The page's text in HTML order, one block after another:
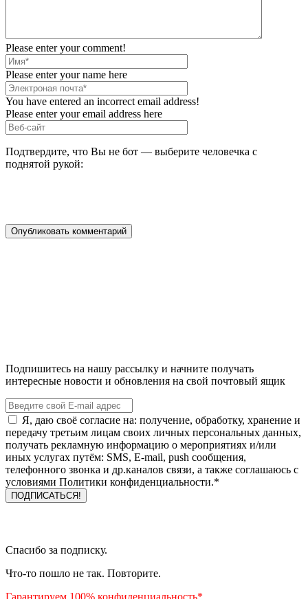
Please enter your comment!
Please enter your name here
You have entered an incorrect email address!
Please enter your email address here
Подтвердите, что Вы не бот — выберите человечка с
поднятой рукой:
Подпишитесь на нашу рассылку и начните получать
интересные новости и обновления на свой почтовый ящик
Я, даю своё согласие на: получение, обработку, хранение и
передачу третьим лицам своих личных персональных данных,
получать рекламную информацию о мероприятиях и/или
иных услугах путём: SMS, E-mail, push сообщения,
телефонного звонка и др.каналов связи, а также соглашаюсь с
условиями Политики конфиденциальности.*
Спасибо за подписку.
Что-то пошло не так. Повторите.